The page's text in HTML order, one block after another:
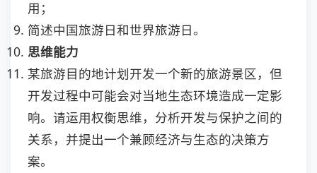
用；
简述中国旅游日和世界旅游日。
思维能力
某旅游目的地计划开发一个新的旅游景区，但
开发过程中可能会对当地生态环境造成一定影
响。请运用权衡思维，分析开发与保护之间的
关系，并提出一个兼顾经济与生态的决策方
案。